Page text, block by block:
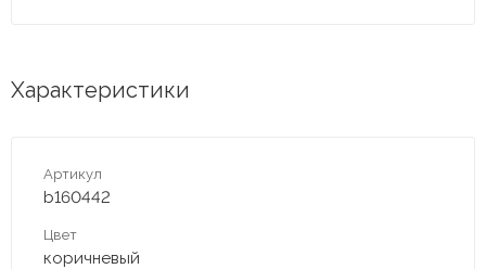
Характеристики
Артикул
b160442
Цвет
коричневый